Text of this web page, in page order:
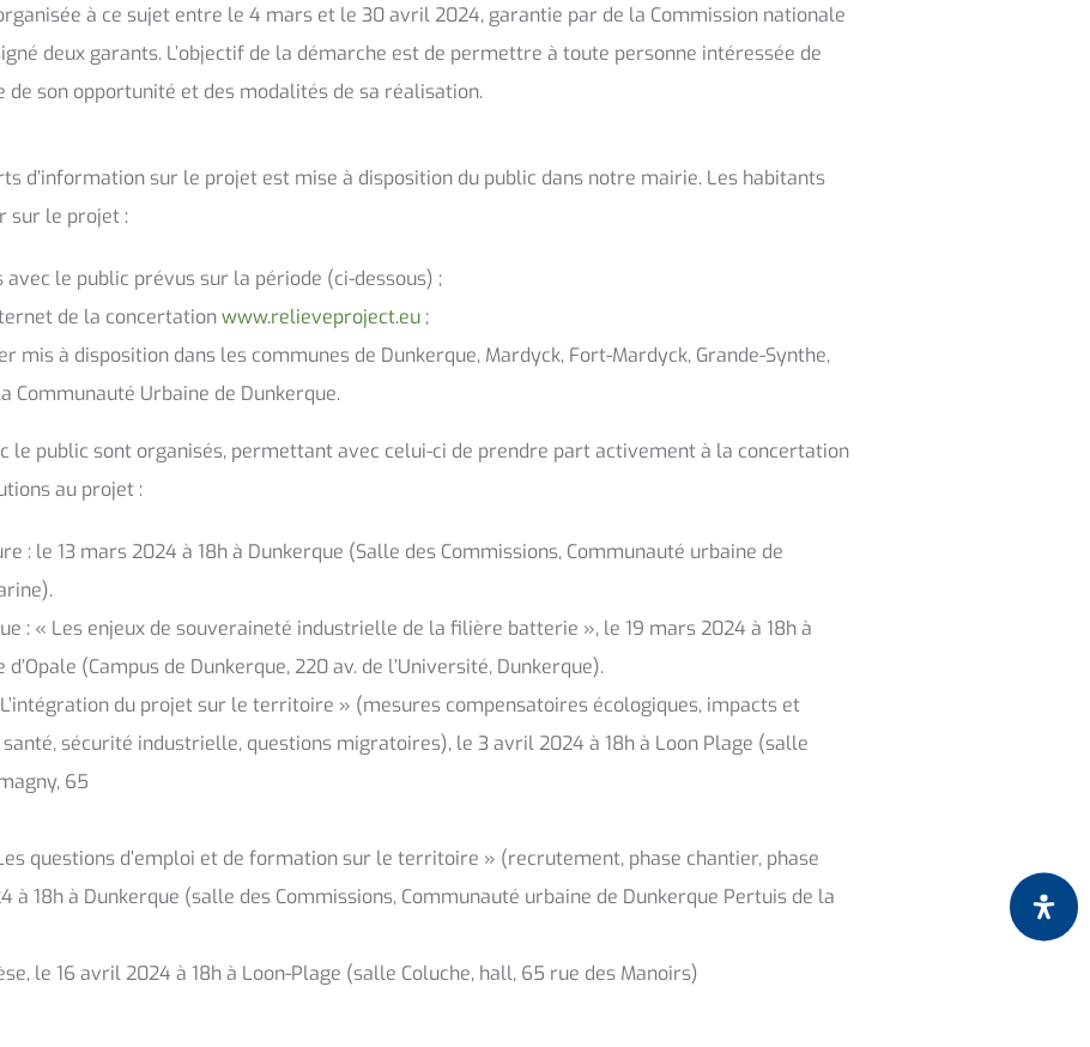
à ce sujet entre le 4 mars et le 30 avril 2024, garantie par de la Commission nationale
deux garants. L’objectif de la démarche est de permettre à toute personne intéressée de
son opportunité et des modalités de sa réalisation.
d’information sur le projet est mise à disposition du public dans notre mairie. Les habitants
sur le projet :
avec le public prévus sur la période (ci-dessous) ;
de la concertationwww.relieveproject.eu;
mis à disposition dans les communes de Dunkerque, Mardyck, Fort-Mardyck, Grande-Synthe,
Communauté Urbaine de Dunkerque.
le public sont organisés, permettant avec celui-ci de prendre part activement à la concertation
au projet :
: le 13 mars 2024 à 18h à Dunkerque (Salle des Commissions, Communauté urbaine de
: « Les enjeux de souveraineté industrielle de la filière batterie », le 19 mars 2024 à 18h à
(Campus de Dunkerque, 220 av. de l’Université, Dunkerque).
du projet sur le territoire » (mesures compensatoires écologiques, impacts et
sécurité industrielle, questions migratoires), le 3 avril 2024 à 18h à Loon Plage (salle
65
questions d’emploi et de formation sur le territoire » (recrutement, phase chantier, phase
à 18h à Dunkerque (salle des Commissions, Communauté urbaine de Dunkerque Pertuis de la
le 16 avril 2024 à 18h à Loon-Plage (salle Coluche, hall, 65 rue des Manoirs)